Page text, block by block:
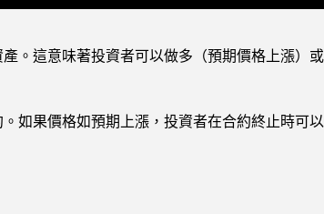
。這意味著投資者可以做多（預期價格上漲）
如果價格如預期上漲，投資者在合約終止時可